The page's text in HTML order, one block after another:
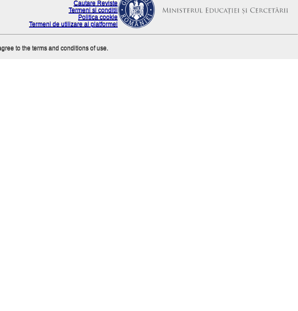
Cautare Reviste
Termeni si conditii
Politica cookie
Termeni de utilizare ai platformei
to the terms and conditions of use.